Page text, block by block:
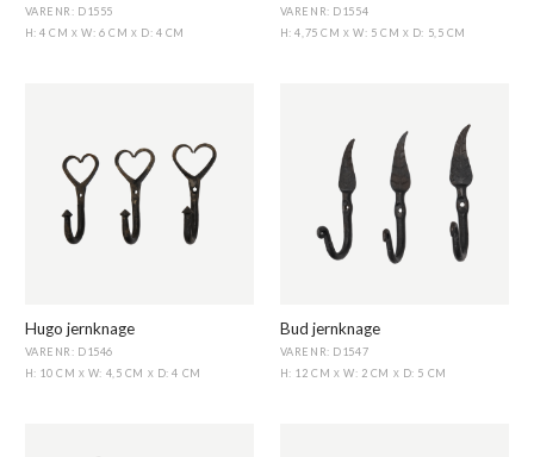
VARENR: D1555
H: 4 CMX W: 6 CM X D: 4 CM
VARENR: D1554
H: 4,75 CM X W: 5 CM X D: 5,5 CM
Hugo jernknage
VARENR: D1546
H: 10 CM X W: 4,5 CM X D: 4 CM
Bud jernknage
VARENR: D1547
H: 12 CM X W: 2 CM X D: 5 CM